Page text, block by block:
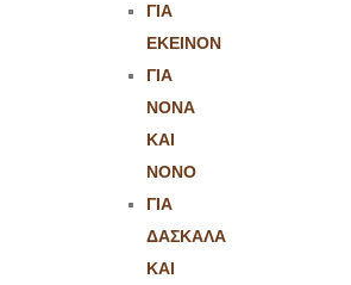
ΓΙΑ
ΕΚΕΙΝΟΝ
ΓΙΑ
ΝΟΝΑ
ΚΑΙ
ΝΟΝΟ
ΓΙΑ
ΔΑΣΚΑΛΑ
ΚΑΙ